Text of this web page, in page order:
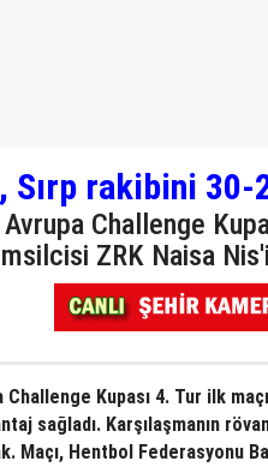
Sırp rakibini
Challenge
ZRK Naisa
Kupası 4. Tur ilk
sağladı. Karşılaşmanın
Maçı, Hentbol Federasyonu